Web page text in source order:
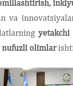
va
nufuzli olimlar